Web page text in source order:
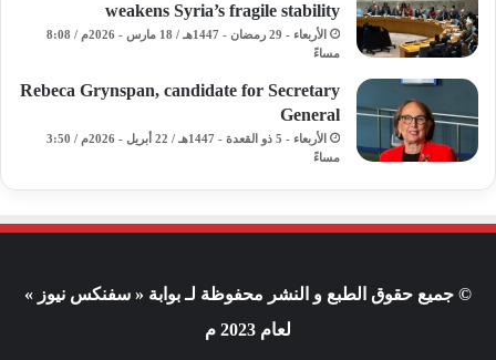
weakens Syria’s fragile stability
الأربعاء - 29 رمضان - 1447هـ / 18 مارس - 2026م / 8:08
مساءً
Rebeca Grynspan, candidate for Secretary
General
الأربعاء - 5 ذو القعدة - 1447هـ / 22 أبريل - 2026م / 3:50
مساءً
© جميع حقوق الطبع و النشر محفوظة لـ بوابة « سفنكس نيوز »
لعام 2023 م